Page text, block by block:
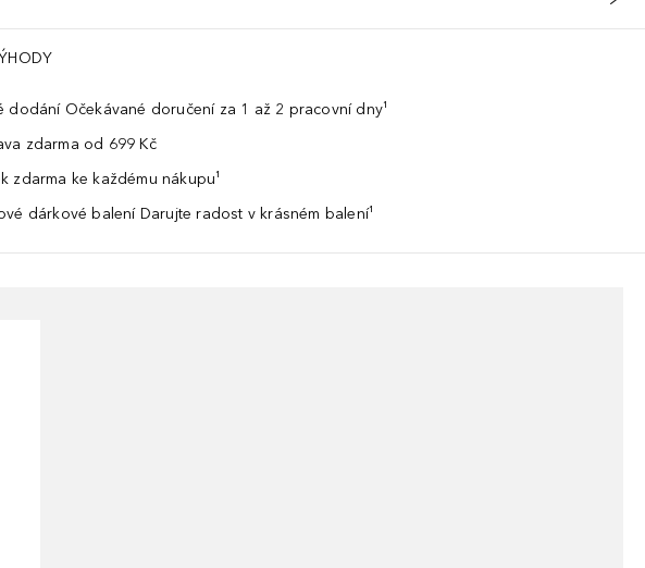
dodání Očekávané doručení za 1 až 2 pracovní dny¹
zdarma od 699 Kč
zdarma ke každému nákupu¹
dárkové balení Darujte radost v krásném balení¹